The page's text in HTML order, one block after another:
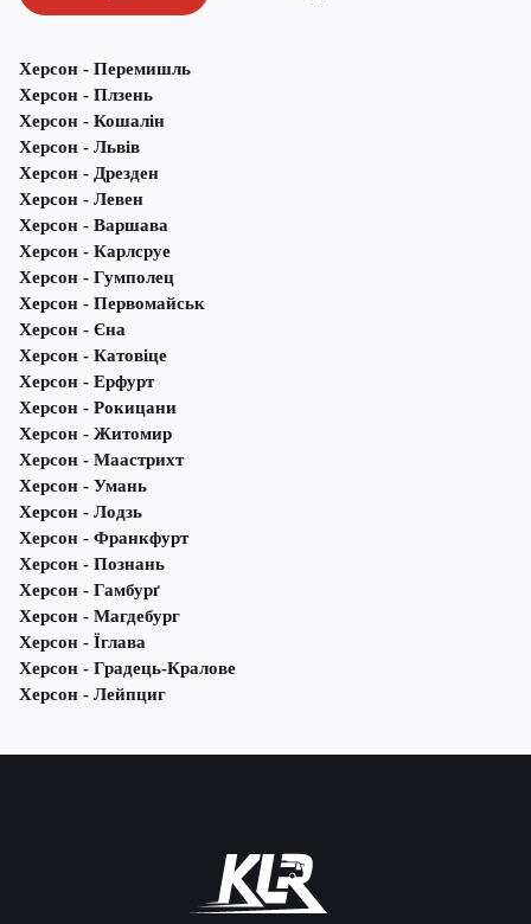
Херсон - Перемишль
Херсон - Плзень
Херсон - Кошалін
Херсон - Львів
Херсон - Дрезден
Херсон - Левен
Херсон - Варшава
Херсон - Карлсруе
Херсон - Гумполец
Херсон - Первомайськ
Херсон - Єна
Херсон - Катовіце
Херсон - Ерфурт
Херсон - Рокицани
Херсон - Житомир
Херсон - Маастрихт
Херсон - Умань
Херсон - Лодзь
Херсон - Франкфурт
Херсон - Познань
Херсон - Гамбурґ
Херсон - Магдебург
Херсон - Їглава
Херсон - Градець-Кралове
Херсон - Лейпциг